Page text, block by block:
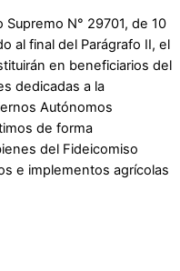
N° 29701, de 10
al final del Parágrafo II, el
en beneficiarios del
dedicadas a la
Autónomos
de forma
del Fideicomiso
e implementos agrícolas